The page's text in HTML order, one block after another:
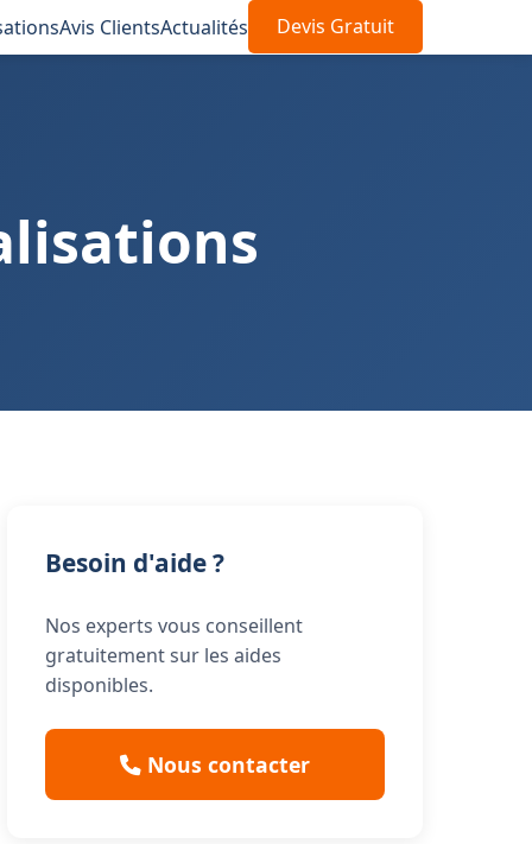
Avis ClientsActualités Devis Gratuit
Besoin d'aide ?
Nos experts vous conseillent
gratuitement sur les aides
disponibles.
Nous contacter